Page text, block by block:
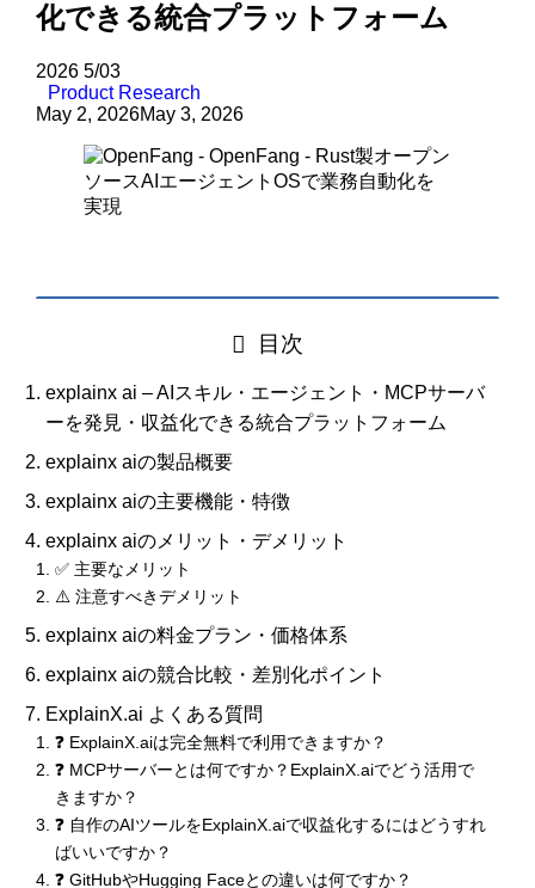
化できる統合プラットフォーム
2026 5/03
Product Research
May 2, 2026May 3, 2026
目次
explainx ai – AIスキル・エージェント・MCPサーバ
ーを発見・収益化できる統合プラットフォーム
explainx aiの製品概要
explainx aiの主要機能・特徴
explainx aiのメリット・デメリット
✅ 主要なメリット
⚠️ 注意すべきデメリット
explainx aiの料金プラン・価格体系
explainx aiの競合比較・差別化ポイント
ExplainX.ai よくある質問
❓ ExplainX.aiは完全無料で利用できますか？
❓ MCPサーバーとは何ですか？ExplainX.aiでどう活用で
きますか？
❓ 自作のAIツールをExplainX.aiで収益化するにはどうすれ
ばいいですか？
❓ GitHubやHugging Faceとの違いは何ですか？